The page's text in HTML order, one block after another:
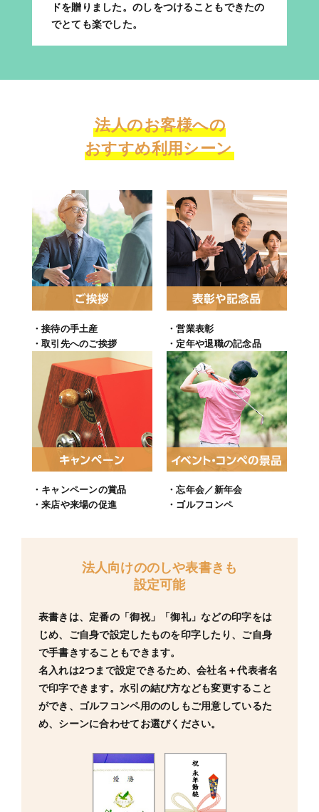
ドを贈りました。のしをつけることもできたの
でとても楽でした。
法人のお客様への
おすすめ利用シーン
・接待の手土産
・取引先へのご挨拶
・営業表彰
・定年や退職の記念品
・キャンペーンの賞品
・来店や来場の促進
・忘年会／新年会
・ゴルフコンペ
法人向けののしや表書きも
設定可能
表書きは、定番の「御祝」「御礼」などの印字をは
じめ、ご自身で設定したものを印字したり、ご自身
で手書きすることもできます。
名入れは2つまで設定できるため、会社名＋代表者名
で印字できます。水引の結び方なども変更すること
ができ、ゴルフコンペ用ののしもご用意しているた
め、シーンに合わせてお選びください。